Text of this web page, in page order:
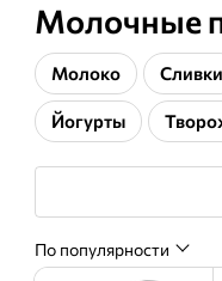
Молочные
Молоко Сливки
Йогурты
По популярности